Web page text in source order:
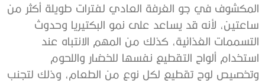
المكشوف في جو الغرفة العادي لفترات طويلة أكثر من
ساعتين، لأنه قد يساعد على نمو البكتيريا وحدوث
التسممات الغذائية، كذلك من المهم الانتباه عند
استخدام ألواح التقطيع نفسها للخضار واللحوم
وتخصيص لوح تقطيع لكل نوع من الطعام، وذلك لتجنب